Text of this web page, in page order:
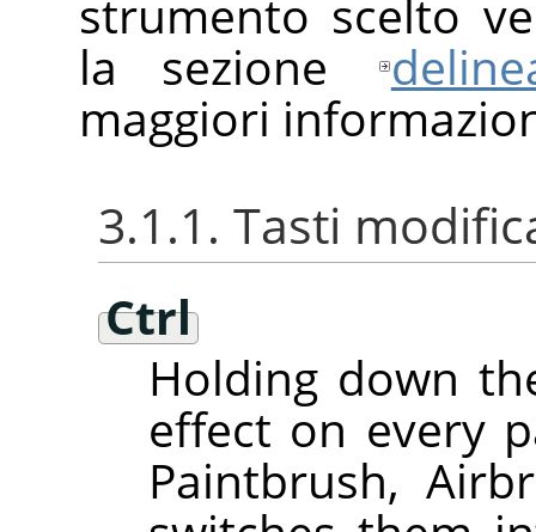
strumento scelto
la sezione
maggiori
3.1.1. Tasti
Ctrl
Holding down
effect on every
Paintbrush,